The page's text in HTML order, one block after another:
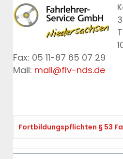
Fax: 05 11-87 65 07 29
Mail: mail@flv-nds.de
Fortbildungspflichten § 53